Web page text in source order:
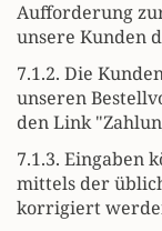
Aufforderung
unsere Kunden
7.1.2. Die
unseren
den Link
7.1.3. Eingaben
mittels der
korrigiert